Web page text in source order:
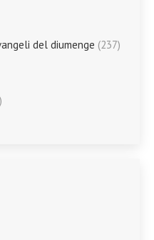
del diumenge (237)